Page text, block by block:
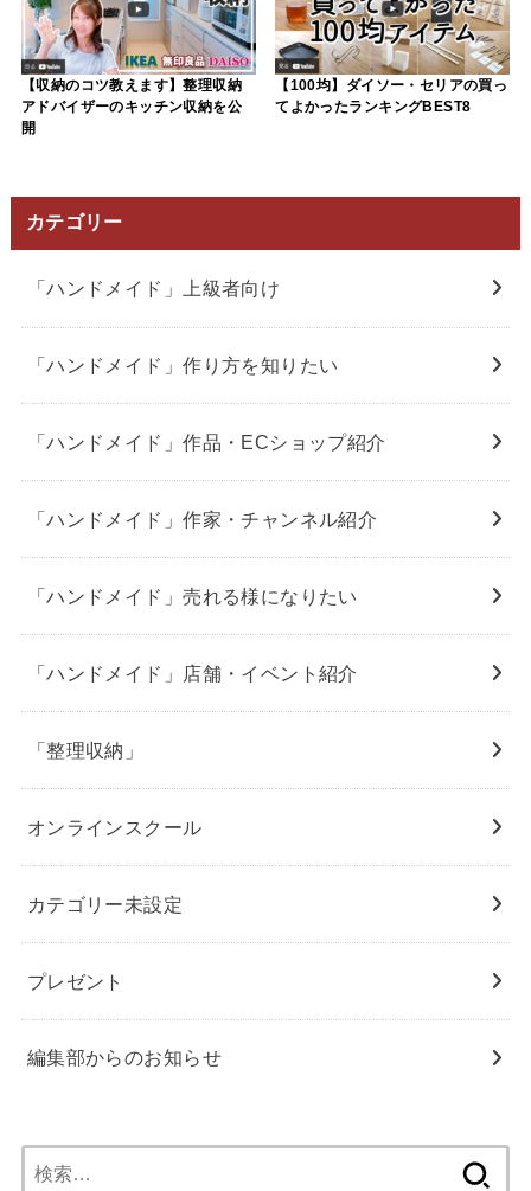
【収納のコツ教えます】整理収納
アドバイザーのキッチン収納を公
開
【100均】ダイソー・セリアの買っ
てよかったランキングBEST8
カテゴリー
「ハンドメイド」上級者向け
「ハンドメイド」作り方を知りたい
「ハンドメイド」作品・ECショップ紹介
「ハンドメイド」作家・チャンネル紹介
「ハンドメイド」売れる様になりたい
「ハンドメイド」店舗・イベント紹介
「整理収納」
オンラインスクール
カテゴリー未設定
プレゼント
編集部からのお知らせ